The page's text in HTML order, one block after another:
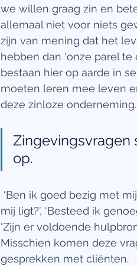
we willen graag zin en
allemaal niet voor niets
zijn van mening dat het
hebben dan ‘onze parel
bestaan hier op aarde in
moeten leren mee leven
deze zinloze onderneming.
Zingevingsvragen
op.
mij ligt?’, ‘Besteed ik
‘Zijn er voldoende
Misschien komen deze
gesprekken met cliënten.